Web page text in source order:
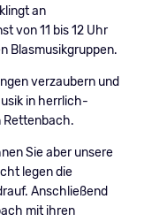
an
von 11 bis 12 Uhr
Blasmusikgruppen.
verzaubern und
in herrlich-
Rettenbach.
Sie aber unsere
legen die
Anschließend
mit ihren